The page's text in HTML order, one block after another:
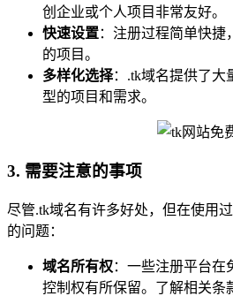
创企业或个人项目非常友好。
快速设置：注册过程简单快捷
的项目。
多样化选择：.tk域名提供了大
型的项目和需求。
3. 需要注意的事项
尽管.tk域名有许多好处，但在使用
的问题：
域名所有权：一些注册平台在
控制权有所保留。了解相关条